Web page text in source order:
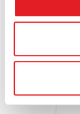
KSR-1-
Compact...
Relpol